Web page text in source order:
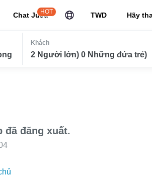
Chat JuJu
HOT TWD Hãy
Khách
2 Người lớn) 0 Những đứa trẻ)
đã đăng xuất.